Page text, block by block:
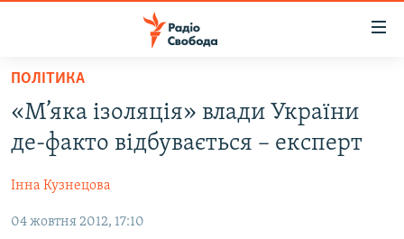
Перейти
основного
матеріалу
Перейти
до
навігації
РАДІО СВОБОДА – 70 РОКІВ
ВСЕ ЗА ДОБУ
СТАТТІ
ПОЛІТИКА
ЕКОНОМІКА
ВІЙНА
РОСІЙСЬКА «ФІЛЬТРАЦІЯ»
ПОЛІТИКА
«М’яка ізоляція» влади України
де-факто відбувається – експерт
Інна Кузнецова
04 жовтня 2012, 17:10